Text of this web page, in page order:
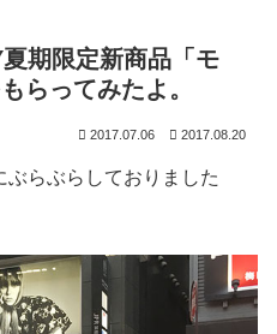
期限定新商品「モ
らってみたよ。
2017.07.06 2017.08.20
らぶらしておりました